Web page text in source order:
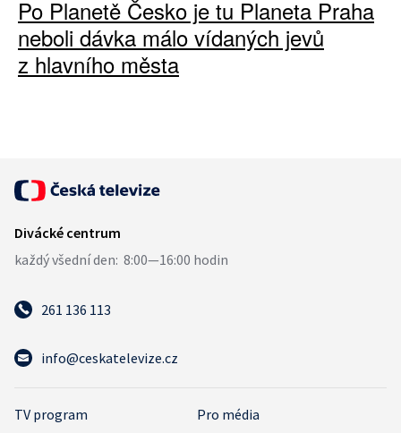
Po Planetě Česko je tu Planeta Praha
neboli dávka málo vídaných jevů
z hlavního města
261 136 113
info@ceskatelevize.cz
TV program
Pro média